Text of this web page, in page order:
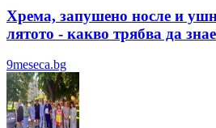
Хрема, запушено носле и
лятотo - какво трябва да
9meseca.bg